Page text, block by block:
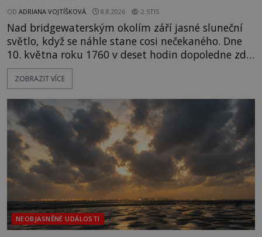
OD ADRIANA VOJTÍŠKOVÁ 8.8.2026 2.5TIS
Nad bridgewaterským okolím září jasné sluneční
světlo, když se náhle stane cosi nečekaného. Dne
10. května roku 1760 v deset hodin dopoledne zde
dojde k vůbec prvnímu historicky doloženému
přeletu UFO. Podle záznamů vyzařuje takové
jen o nějaký optický klam, nebo se zde skutečně
právě vznáší mimozemská loď
ZOBRAZIT VÍCE
NEOBJASNĚNÉ UDÁLOSTI